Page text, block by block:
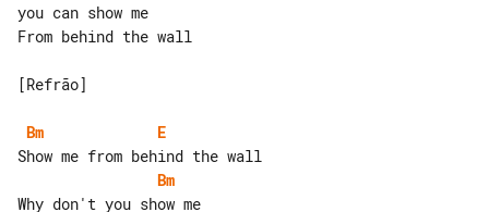
you can show me
From behind the wall
[Refrão]
Bm
E
Bm